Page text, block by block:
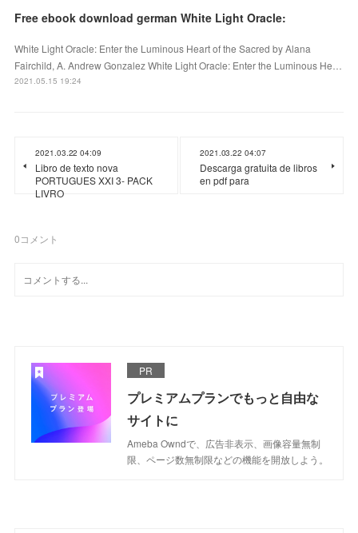
Free ebook download german White Light Oracle:
White Light Oracle: Enter the Luminous Heart of the Sacred by Alana
Fairchild, A. Andrew Gonzalez White Light Oracle: Enter the Luminous He…
2021.05.15 19:24
2021.03.22 04:09
Libro de texto nova
PORTUGUES XXI 3- PACK
LIVRO
2021.03.22 04:07
Descarga gratuita de libros
en pdf para
0コメント
PR
プレミアムプランでもっと自由な
サイトに
Ameba Owndで、広告非表示、画像容量無制
限、ページ数無制限などの機能を開放しよう。